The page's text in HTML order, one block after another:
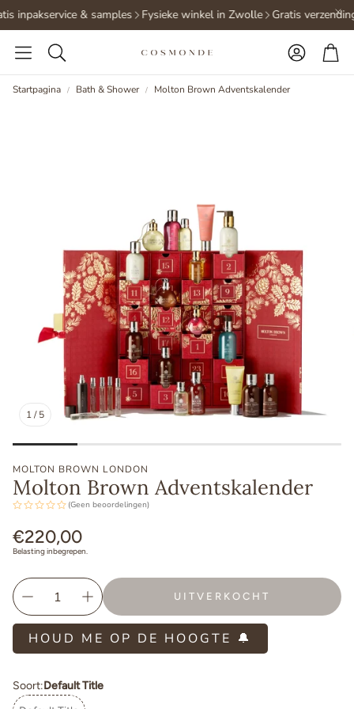
inpakservice & samples Fysieke winkel in Zwolle Gratis
Zoeken
Startpagina Bath & Shower Molton Brown Adventskalender
1/5
MOLTON BROWN LONDON
Molton Brown Adventskalender
(Geen beoordelingen)
Normale
prijs
€220,00
Belasting inbegrepen.
UITVERKOCHT
HOUD ME OP DE HOOGTE 🔔
Soort:Default Title